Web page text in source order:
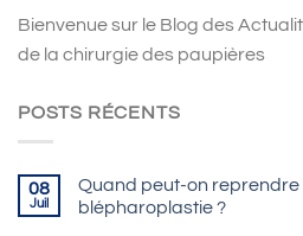
Bienvenue sur le Blog des
de la chirurgie des paupières
POSTS RÉCENTS
08
Juil
Quand peut-on reprendre
blépharoplastie ?